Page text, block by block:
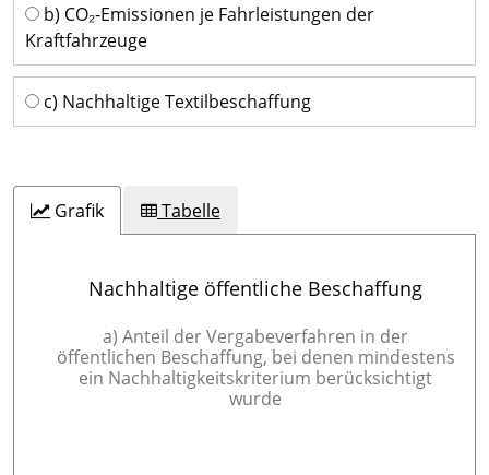
b) CO₂-Emissionen je Fahrleistungen der
Kraftfahrzeuge
c) Nachhaltige Textilbeschaffung
Grafik Tabelle
Nachhaltige öffentliche Beschaffung
a) Anteil der Vergabeverfahren in der
öffentlichen Beschaffung, bei denen mindestens
ein Nachhaltigkeitskriterium berücksichtigt
wurde